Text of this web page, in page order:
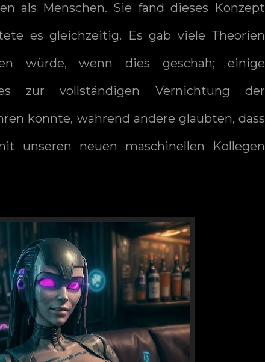
als Menschen. Sie fand dieses Konzept
es gleichzeitig. Es gab viele Theorien
würde, wenn dies geschah; einige
zur vollständigen Vernichtung der
könnte, während andere glaubten, dass
unseren neuen maschinellen Kollegen